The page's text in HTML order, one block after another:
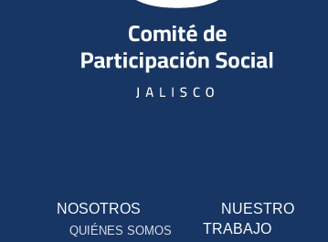
NOSOTROS
QUIÉNES SOMOS
NUESTRO
TRABAJO